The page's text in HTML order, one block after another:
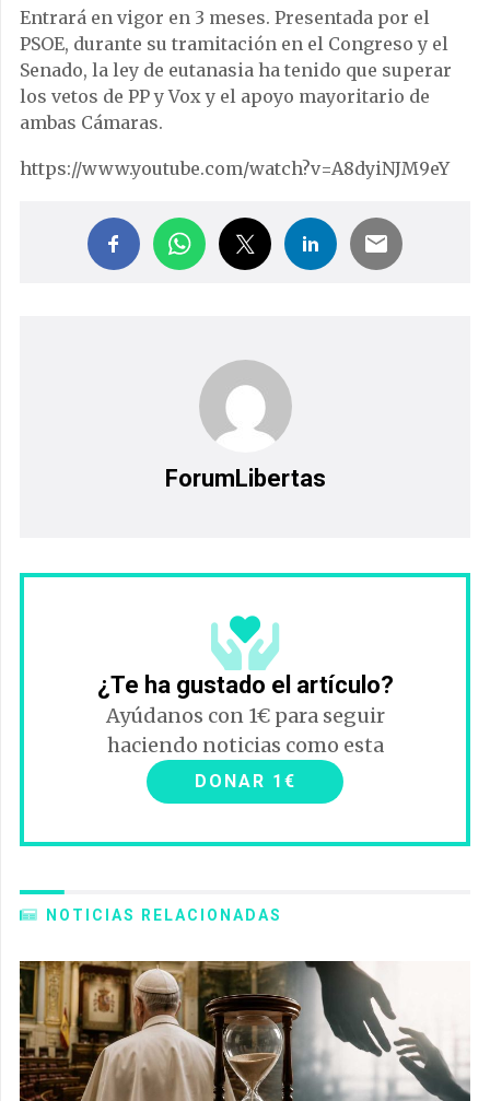
Entrará en vigor en 3 meses. Presentada por el
PSOE, durante su tramitación en el Congreso y el
Senado, la ley de eutanasia ha tenido que superar
los vetos de PP y Vox y el apoyo mayoritario de
ambas Cámaras.
https://www.youtube.com/watch?v=A8dyiNJM9eY
ForumLibertas
¿Te ha gustado el artículo?
Ayúdanos con 1€ para seguir
haciendo noticias como esta
DONAR 1€
NOTICIAS RELACIONADAS